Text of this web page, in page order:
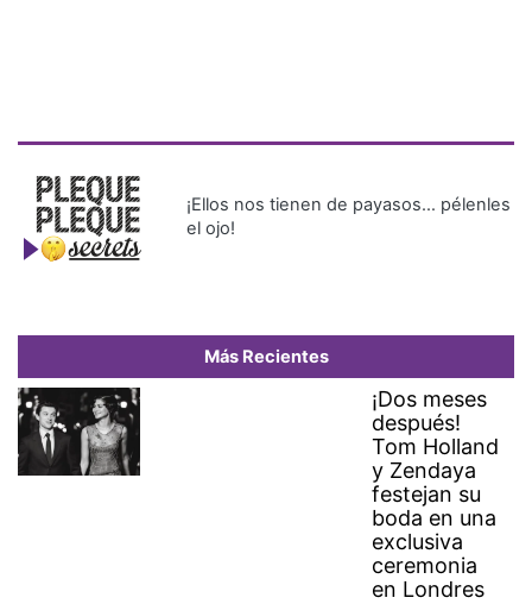
¡Ellos nos tienen de payasos… pélenles
el ojo!
Más Recientes
¡Dos meses
después!
Tom Holland
y Zendaya
festejan su
boda en una
exclusiva
ceremonia
en Londres